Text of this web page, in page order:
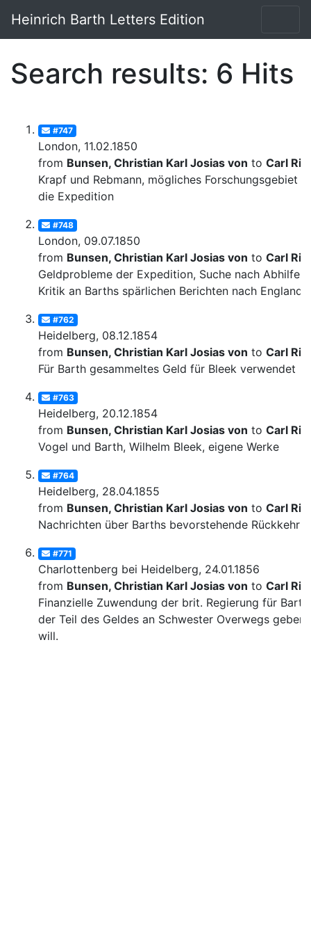
Heinrich Barth Letters Edition
Search results: 6 Hits
#747
London, 11.02.1850
from Bunsen, Christian Karl Josias von to Carl
Krapf und Rebmann, mögliches Forschungsgebiet
die Expedition
#748
London, 09.07.1850
from Bunsen, Christian Karl Josias von to Carl
Geldprobleme der Expedition, Suche nach Abhilfe;
Kritik an Barths spärlichen Berichten nach England
#762
Heidelberg, 08.12.1854
from Bunsen, Christian Karl Josias von to Carl
Für Barth gesammeltes Geld für Bleek verwendet
#763
Heidelberg, 20.12.1854
from Bunsen, Christian Karl Josias von to Carl
Vogel und Barth, Wilhelm Bleek, eigene Werke
#764
Heidelberg, 28.04.1855
from Bunsen, Christian Karl Josias von to Carl
Nachrichten über Barths bevorstehende Rückkehr
#771
Charlottenberg bei Heidelberg, 24.01.1856
from Bunsen, Christian Karl Josias von to Carl
Finanzielle Zuwendung der brit. Regierung für Barth,
der Teil des Geldes an Schwester Overwegs geben
will.